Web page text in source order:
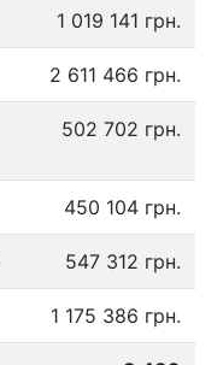
1 019 141 грн.
2 611 466 грн.
502 702 грн.
450 104 грн.
547 312 грн.
1 175 386 грн.